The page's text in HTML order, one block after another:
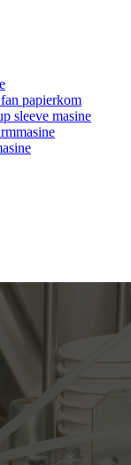
papierkom
sleeve masine